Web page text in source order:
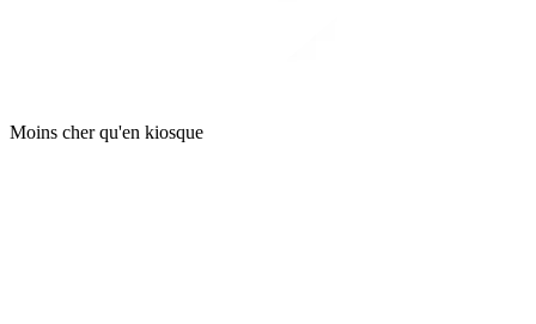
Moins cher qu'en kiosque